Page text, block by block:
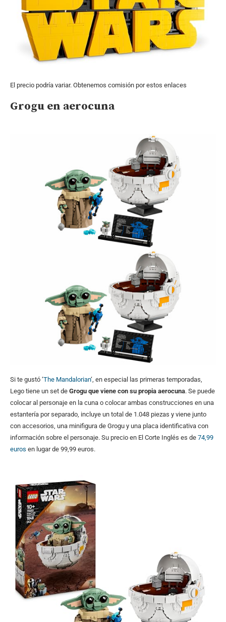
El precio podría variar. Obtenemos comisión por estos enlaces
Grogu en aerocuna
Si te gustó ‘The Mandalorian‘, en especial las primeras temporadas,
Lego tiene un set de Grogu que viene con su propia aerocuna. Se puede
colocar al personaje en la cuna o colocar ambas construcciones en una
estantería por separado, incluye un total de 1.048 piezas y viene junto
con accesorios, una minifigura de Grogu y una placa identificativa con
información sobre el personaje. Su precio en El Corte Inglés es de 74,99
euros en lugar de 99,99 euros.